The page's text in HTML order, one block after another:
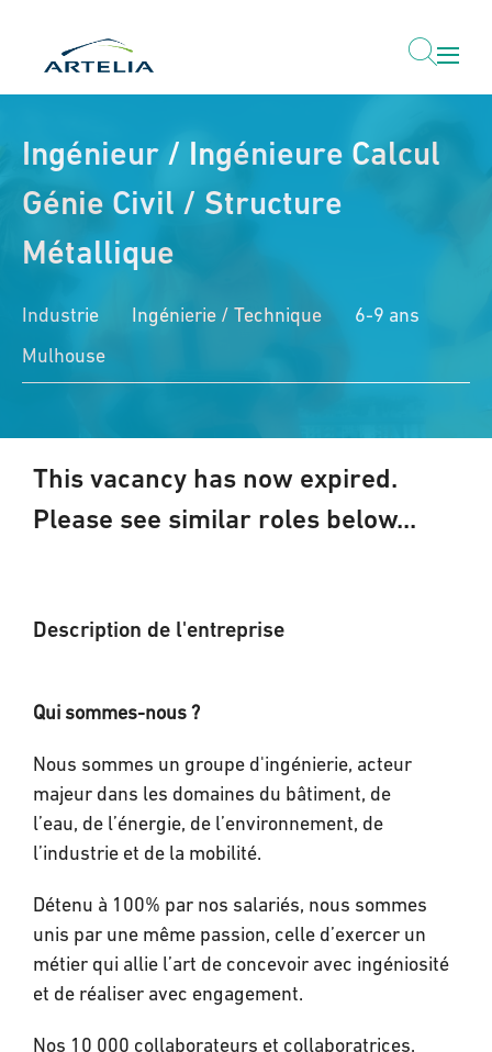
Ingénieur / Ingénieure Calcul
Génie Civil / Structure
Métallique
Industrie Ingénierie / Technique
6-9 ans
Mulhouse
This vacancy has now expired.
Please see similar roles below...
Description de l'entreprise
Qui sommes-nous ?
Nous sommes un groupe d'ingénierie, acteur
majeur dans les domaines du bâtiment, de
l’eau, de l’énergie, de l’environnement, de
l’industrie et de la mobilité.
Détenu à 100% par nos salariés, nous sommes
unis par une même passion, celle d’exercer un
métier qui allie l’art de concevoir avec ingéniosité
et de réaliser avec engagement.
Nos 10 000 collaborateurs et collaboratrices,